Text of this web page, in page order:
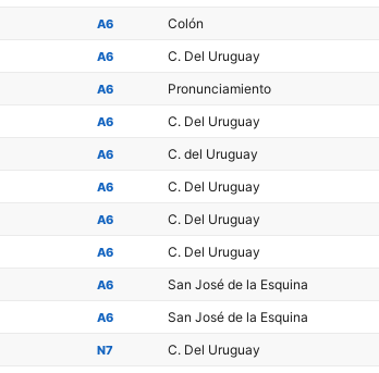
A6 Colón
A6 C. Del Uruguay
A6 Pronunciamiento
A6 C. Del Uruguay
A6 C. del Uruguay
A6 C. Del Uruguay
A6 C. Del Uruguay
A6 C. Del Uruguay
A6 San José de la Esquina
A6 San José de la Esquina
N7 C. Del Uruguay